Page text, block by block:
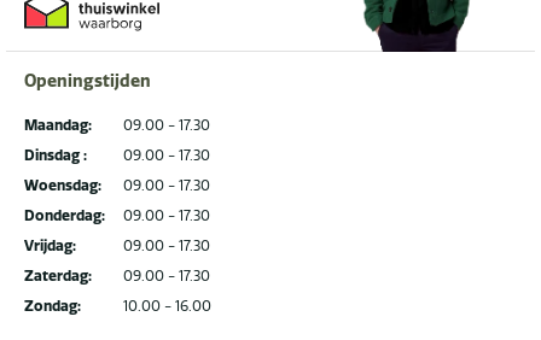
Openingstijden
Maandag:
Dinsdag :
Woensdag:
Donderdag:
Vrijdag:
Zaterdag:
Zondag:
09.00 - 17.30
09.00 - 17.30
09.00 - 17.30
09.00 - 17.30
09.00 - 17.30
09.00 - 17.30
10.00 - 16.00